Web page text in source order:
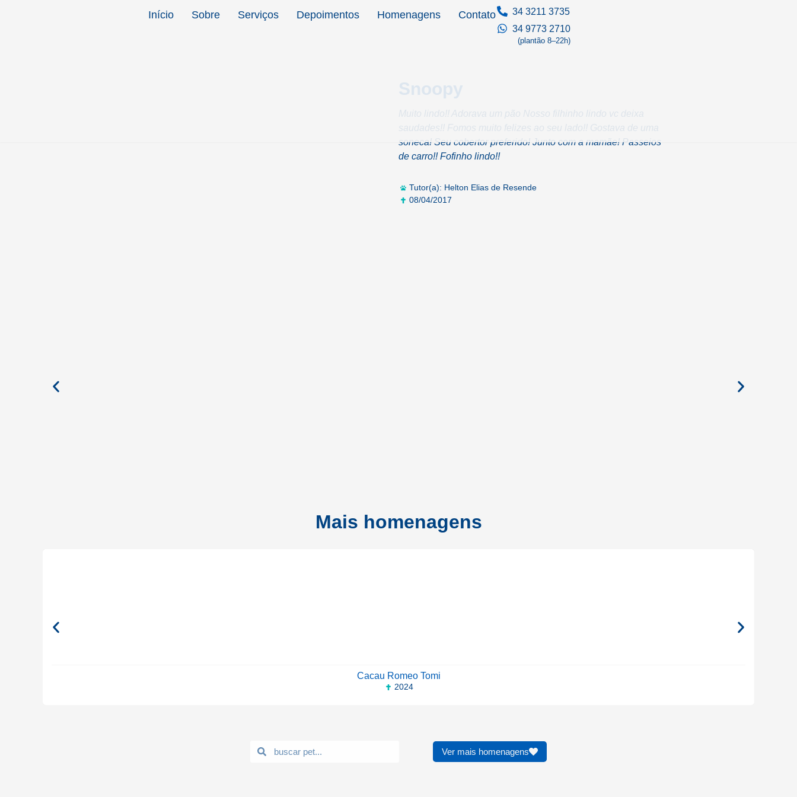
Início Sobre Serviços Depoimentos Homenagens Contato
34 3211 3735
34 9773 2710
(plantão 8–22h)
Snoopy
Muito lindo!! Adorava um pão Nosso filhinho lindo vc deixa
saudades!! Fomos muito felizes ao seu lado!! Gostava de uma
soneca! Seu cobertor preferido! Junto com a mamãe! Passeios
de carro!! Fofinho lindo!!
Tutor(a): Helton Elias de Resende
08/04/2017
Mais homenagens
Cacau Romeo Tomi
2024
Ver mais homenagens